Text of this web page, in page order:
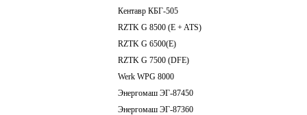
Кентавр КБГ-505
RZTK G 8500 (E + ATS)
RZTK G 6500(E)
RZTK G 7500 (DFE)
Werk WPG 8000
Энергомаш ЭГ-87450
Энергомаш ЭГ-87360